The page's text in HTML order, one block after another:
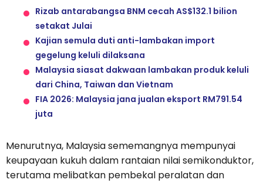
Rizab antarabangsa BNM cecah AS$132.1 bilion
setakat Julai
Kajian semula duti anti-lambakan import
gegelung keluli dilaksana
Malaysia siasat dakwaan lambakan produk keluli
dari China, Taiwan dan Vietnam
FIA 2026: Malaysia jana jualan eksport RM791.54
juta
Menurutnya, Malaysia sememangnya mempunyai
keupayaan kukuh dalam rantaian nilai semikonduktor,
terutama melibatkan pembekal peralatan dan